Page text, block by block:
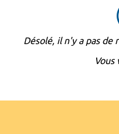
Désolé, il n'y a pas de
Vous